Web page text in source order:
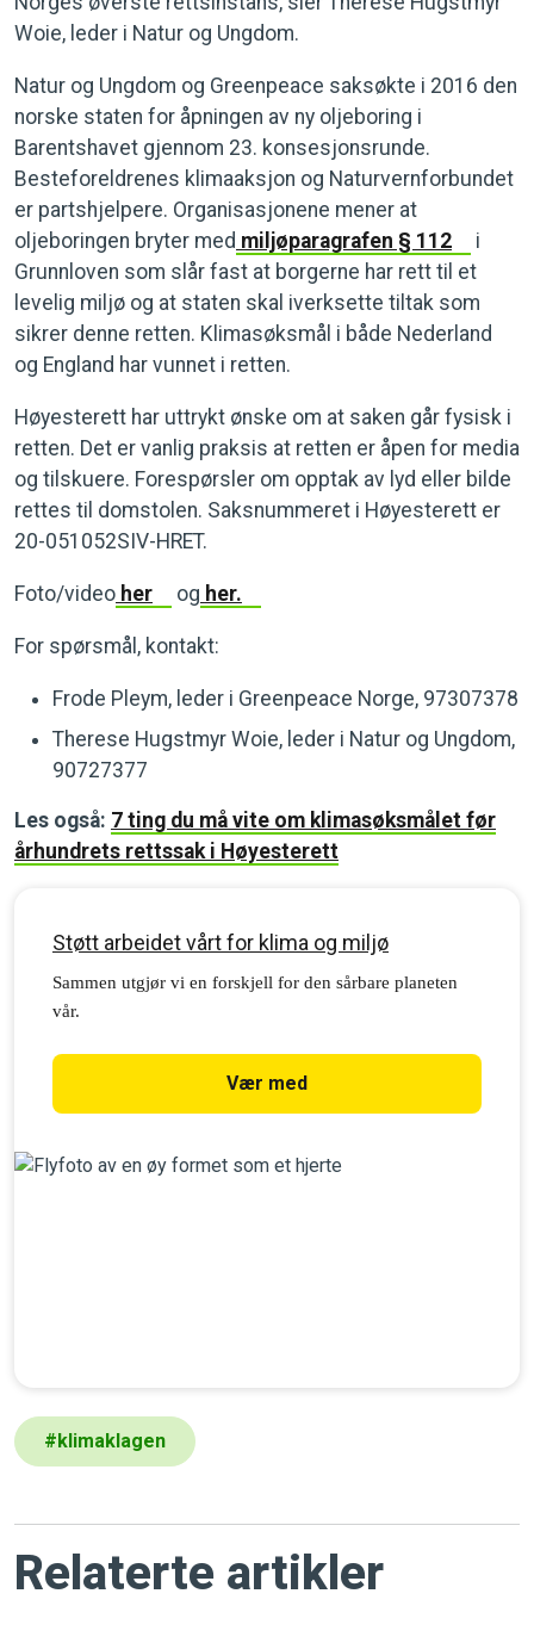
Woie, leder i Natur og Ungdom.
Natur og Ungdom og Greenpeace saksøkte i 2016 den
norske staten for åpningen av ny oljeboring i
Barentshavet gjennom 23. konsesjonsrunde.
Besteforeldrenes klimaaksjon og Naturvernforbundet
er partshjelpere. Organisasjonene mener at
oljeboringen bryter med miljøparagrafen § 112
i
Grunnloven som slår fast at borgerne har rett til et
levelig miljø og at staten skal iverksette tiltak som
sikrer denne retten. Klimasøksmål i både Nederland
og England har vunnet i retten.
Høyesterett har uttrykt ønske om at saken går fysisk i
retten. Det er vanlig praksis at retten er åpen for media
og tilskuere. Forespørsler om opptak av lyd eller bilde
rettes til domstolen. Saksnummeret i Høyesterett er
20-051052SIV-HRET.
Foto/video her og her.
For spørsmål, kontakt:
Frode Pleym, leder i Greenpeace Norge, 97307378
Therese Hugstmyr Woie, leder i Natur og Ungdom,
90727377
Les også: 7 ting du må vite om klimasøksmålet før
århundrets rettssak i Høyesterett
Støtt arbeidet vårt for klima og miljø
Sammen utgjør vi en forskjell for den sårbare planeten
vår.
Vær med
#klimaklagen
Relaterte artikler